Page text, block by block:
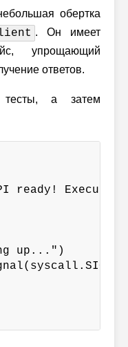
обертка
. Он имеет
упрощающий
ответов.
тесты, а затем
ready!
up...")